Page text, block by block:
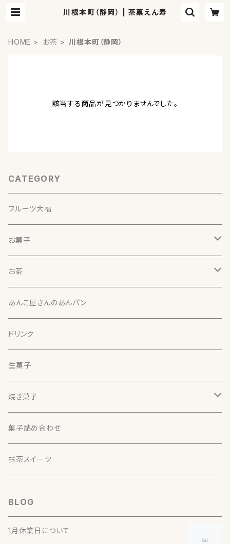
川根本町（静岡） | 茶菓えん寿
HOME お茶 川根本町（静岡）
該当する商品が見つかりませんでした。
CATEGORY
フルーツ大福
お菓子
北の雫
北の雫（５個入）
本わらび餅
本わらび餅
ほうじ茶大福
ほうじ茶大福（４個入）
ほうじ茶大福（６個入）
最中
最中（６個入）
最中（１２個入）
美柑
美柑（２個入）
美柑（３個入）
おかき
おかき（味千枚）
おかき（たまり焼）
季節の生菓子
当月の生菓子（１０個入）
お茶
天竜（静岡）
さやまかおり（30g）【煎茶】
するがわせ（30g）【煎茶】
両河内（静岡）
さえみどり（30g）【煎茶】
おくはるか（30g）【煎茶】
諸子沢（静岡）
黄金みどり（30g）
本山（静岡）
香寿（30g）【釜炒り茶】
藤枝（静岡）
藤かおり（30g）【釜炒り茶】
牧之原（静岡）
あんこ屋さんのあんパン
ドリンク
生菓子
焼き菓子
どら焼き
菓子詰め合わせ
抹茶スイーツ
BLOG
1月休業日について